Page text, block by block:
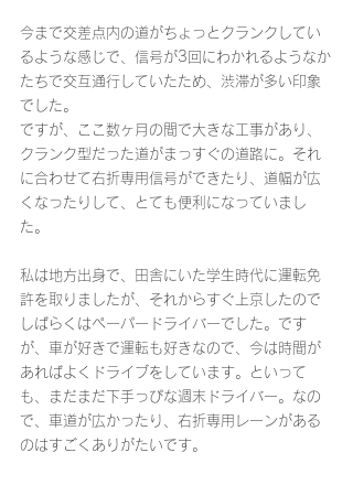
今まで交差点内の道がちょっとクランクしてい
るような感じで、信号が3回にわかれるようなか
たちで交互通行していたため、渋滞が多い印象
でした。
ですが、ここ数ヶ月の間で大きな工事があり、
クランク型だった道がまっすぐの道路に。それ
に合わせて右折専用信号ができたり、道幅が広
くなったりして、とても便利になっていまし
た。
私は地方出身で、田舎にいた学生時代に運転免
許を取りましたが、それからすぐ上京したので
しばらくはペーパードライバーでした。です
が、車が好きで運転も好きなので、今は時間が
あればよくドライブをしています。といって
も、まだまだ下手っぴな週末ドライバー。なの
で、車道が広かったり、右折専用レーンがある
のはすごくありがたいです。